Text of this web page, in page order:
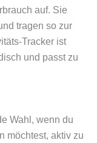
auf. Sie
tragen so zur
Tracker ist
und passt zu
Wahl, wenn du
möchtest, aktiv zu